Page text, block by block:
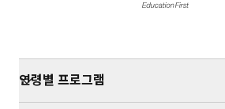
연령별 프로그램